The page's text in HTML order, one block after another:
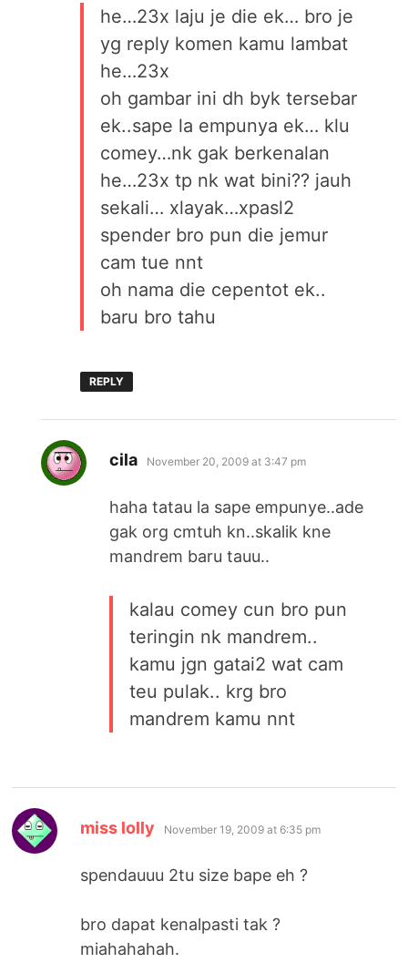
he…23x laju je die ek… bro je
yg reply komen kamu lambat
he…23x
oh gambar ini dh byk tersebar
ek..sape la empunya ek… klu
comey…nk gak berkenalan
he…23x tp nk wat bini?? jauh
sekali… xlayak…xpasl2
spender bro pun die jemur
cam tue nnt
oh nama die cepentot ek..
baru bro tahu
REPLY
cila says:
November 20, 2009 at 3:47 pm
haha tatau la sape empunye..ade
gak org cmtuh kn..skalik kne
mandrem baru tauu..
kalau comey cun bro pun
teringin nk mandrem..
kamu jgn gatai2 wat cam
teu pulak.. krg bro
mandrem kamu nnt
miss lolly says:
November 19, 2009 at 6:35 pm
spendauuu 2tu size bape eh ?
bro dapat kenalpasti tak ?
miahahahah.